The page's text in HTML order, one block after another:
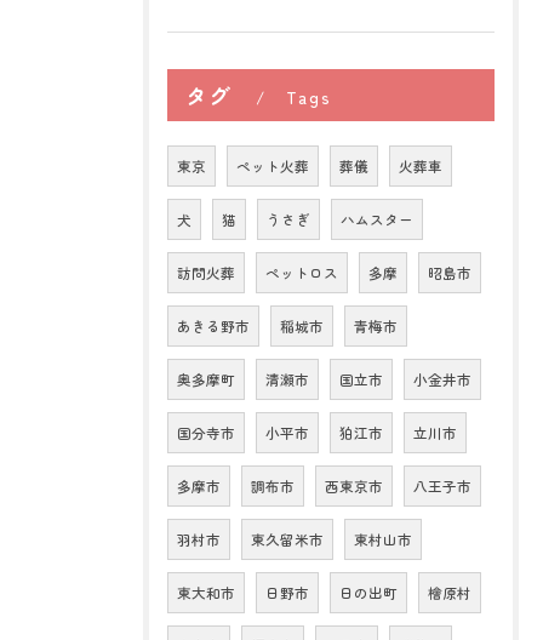
タグ Tags
東京 ペット火葬 葬儀 火葬車
犬 猫 うさぎ ハムスター
訪問火葬 ペットロス 多摩 昭島市
あきる野市 稲城市 青梅市
奥多摩町 清瀬市 国立市 小金井市
国分寺市 小平市 狛江市 立川市
多摩市 調布市 西東京市 八王子市
羽村市 東久留米市 東村山市
東大和市 日野市 日の出町 檜原村